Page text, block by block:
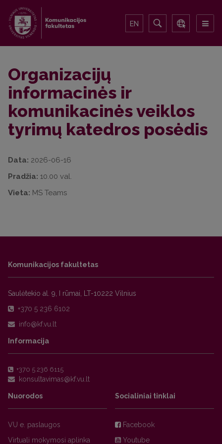
EN
Organizacijų
informacinės ir
komunikacinės veiklos
tyrimų katedros posėdis
Data: 2026-06-16
Pradžia: 10.00 val.
Vieta: MS Teams
Komunikacijos fakultetas
Saulėtekio al. 9, I rūmai, LT-10222 Vilnius
+370 5 236 6102
Informacija
+370 5 236 6115
Nuorodos
VU e. paslaugos
Virtuali mokymosi aplinka
Socialiniai tinklai
Facebook
Youtube